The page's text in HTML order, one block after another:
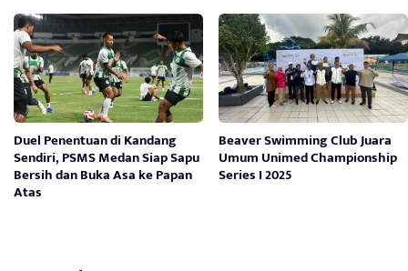
Duel Penentuan di Kandang
Sendiri, PSMS Medan Siap Sapu
Bersih dan Buka Asa ke Papan
Atas
Beaver Swimming Club Juara
Umum Unimed Championship
Series I 2025